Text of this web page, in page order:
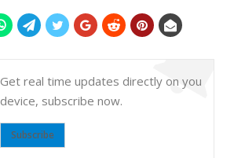
Get real time updates directly on you
device, subscribe now.
Subscribe